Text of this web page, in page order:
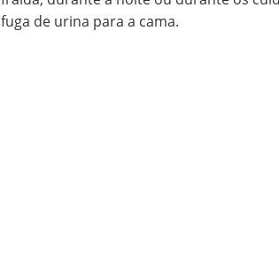
fuga de urina para a cama.